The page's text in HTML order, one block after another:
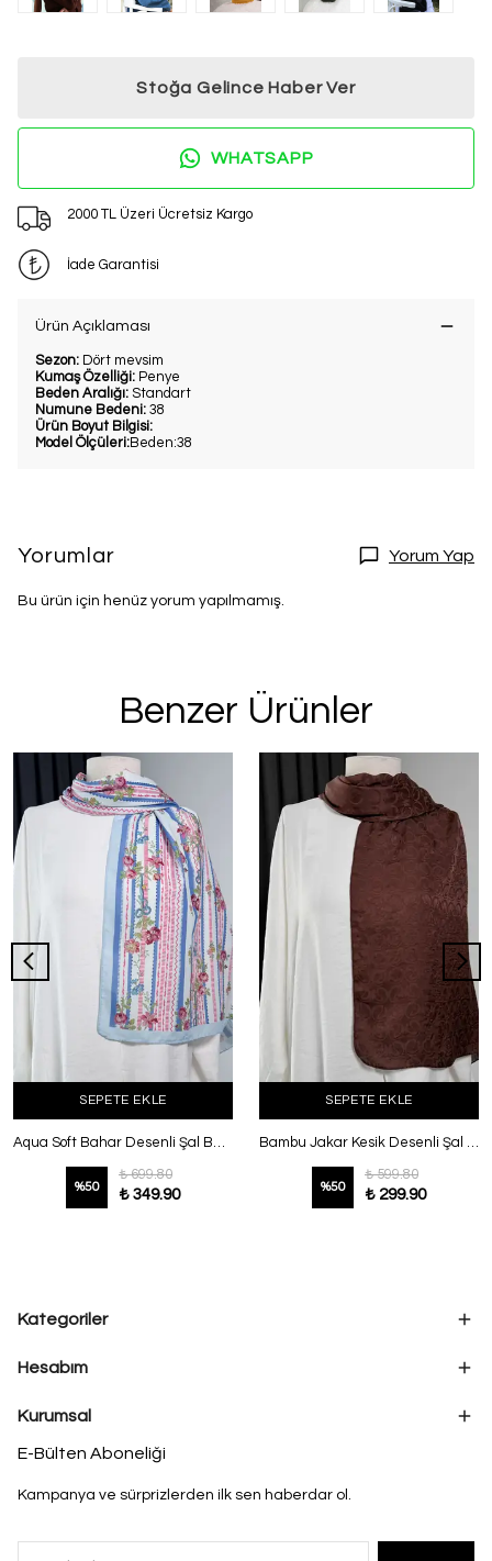
Stoğa Gelince Haber Ver
WHATSAPP
2000 TL Üzeri Ücretsiz Kargo
İade Garantisi
Ürün Açıklaması
Sezon: Dört mevsim
Kumaş Özelliği: Penye
Beden Aralığı: Standart
Numune Bedeni: 38
Ürün Boyut Bilgisi:
Model Ölçüleri:Beden:38
Yorumlar Yorum Yap
Bu ürün için henüz yorum yapılmamış.
Benzer Ürünler
SEPETE EKLE
Aqua Soft Bahar Desenli Şal Bebe Mavi
%50
₺ 699.80
₺ 349.90
SEPETE EKLE
Bambu Jakar Kesik Desenli Şal Kahve
%50
₺ 599.80
₺ 299.90
Kategoriler
Hesabım
Kurumsal
E-Bülten Aboneliği
Kampanya ve sürprizlerden ilk sen haberdar ol.